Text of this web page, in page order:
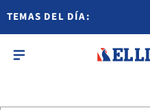
TEMAS DEL DÍA: